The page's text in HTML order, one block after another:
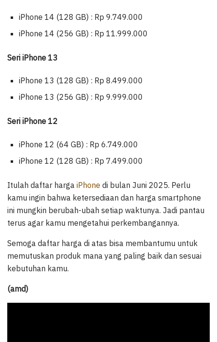
iPhone 14 (128 GB) : Rp 9.749.000
iPhone 14 (256 GB) : Rp 11.999.000
Seri iPhone 13
iPhone 13 (128 GB) : Rp 8.499.000
iPhone 13 (256 GB) : Rp 9.999.000
Seri iPhone 12
iPhone 12 (64 GB) : Rp 6.749.000
iPhone 12 (128 GB) : Rp 7.499.000
Itulah daftar harga iPhone di bulan Juni 2025. Perlu
kamu ingin bahwa ketersediaan dan harga smartphone
ini mungkin berubah-ubah setiap waktunya. Jadi pantau
terus agar kamu mengetahui perkembangannya.
Semoga daftar harga di atas bisa membantumu untuk
memutuskan produk mana yang paling baik dan sesuai
kebutuhan kamu.
(amd)